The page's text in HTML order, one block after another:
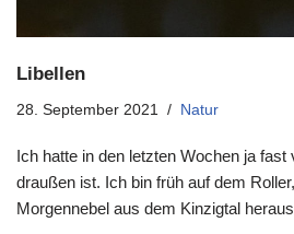
Libellen
28. September 2021 Natur
Ich hatte in den letzten Wochen ja
draußen ist. Ich bin früh auf dem
Morgennebel aus dem Kinzigtal